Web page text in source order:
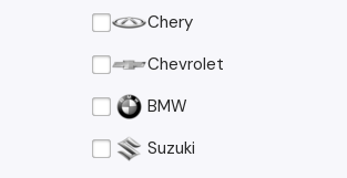
Chery
Chevrolet
BMW
Suzuki